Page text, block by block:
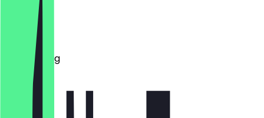
Montag
Dienstag
Mittwoch
Donnerstag
Freitag
Samstag
Sonntag